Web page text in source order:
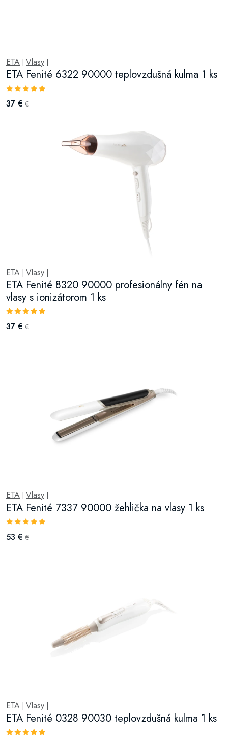
ETA Vlasy
ETA Fenité 6322 90000 teplovzdušná kulma 1 ks
37 € €
ETA Vlasy
ETA Fenité 8320 90000 profesionálny fén na
vlasy s ionizátorom 1 ks
37 € €
ETA Vlasy
ETA Fenité 7337 90000 žehlička na vlasy 1 ks
53 € €
ETA Vlasy
ETA Fenité 0328 90030 teplovzdušná kulma 1 ks